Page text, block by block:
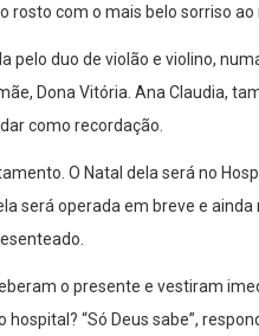
com o mais belo sorriso ao
pelo duo de violão e violino,
Dona Vitória. Ana Claudia,
como recordação.
O Natal dela será no
será operada em breve e
o presente e vestiram
“Só Deus sabe”,